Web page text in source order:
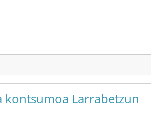
kontsumoa Larrabetzun